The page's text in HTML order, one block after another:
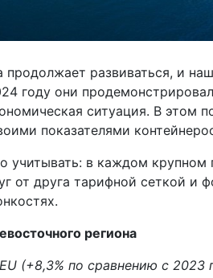
продолжает развиваться, и
году они
ситуация. В этом
показателями
в каждом крупном
от друга тарифной сеткой и
региона
(+8,3% по сравнению с 2023